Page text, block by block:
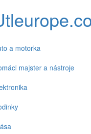
a motorka
majster a nástroje